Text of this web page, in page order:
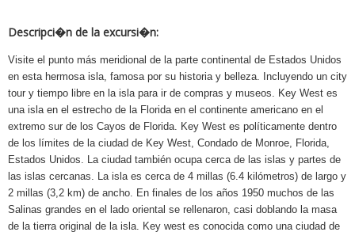
Descripci�n de la excursi�n:
Visite el punto más meridional de la parte continental de Estados Unidos
en esta hermosa isla, famosa por su historia y belleza. Incluyendo un city
tour y tiempo libre en la isla para ir de compras y museos. Key West es
una isla en el estrecho de la Florida en el continente americano en el
extremo sur de los Cayos de Florida. Key West es políticamente dentro
de los límites de la ciudad de Key West, Condado de Monroe, Florida,
Estados Unidos. La ciudad también ocupa cerca de las islas y partes de
las islas cercanas. La isla es cerca de 4 millas (6.4 kilómetros) de largo y
2 millas (3,2 km) de ancho. En finales de los años 1950 muchos de las
Salinas grandes en el lado oriental se rellenaron, casi doblando la masa
de la tierra original de la isla. Key west es conocida como una ciudad de